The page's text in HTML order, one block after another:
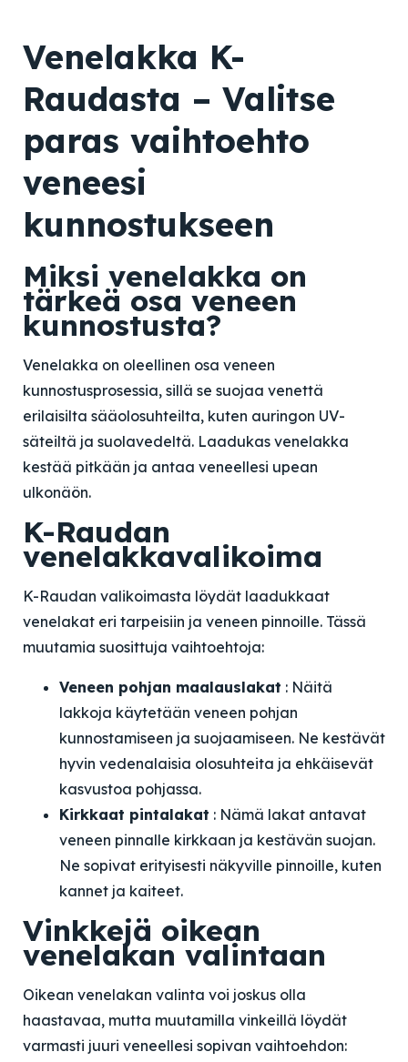
Venelakka K-
Raudasta – Valitse
paras vaihtoehto
veneesi
kunnostukseen
Miksi venelakka on
tärkeä osa veneen
kunnostusta?
Venelakka on oleellinen osa veneen
kunnostusprosessia, sillä se suojaa venettä
erilaisilta sääolosuhteilta, kuten auringon UV-
säteiltä ja suolavedeltä. Laadukas venelakka
kestää pitkään ja antaa veneellesi upean
ulkonäön.
K-Raudan
venelakkavalikoima
K-Raudan valikoimasta löydät laadukkaat
venelakat eri tarpeisiin ja veneen pinnoille. Tässä
muutamia suosittuja vaihtoehtoja:
Veneen pohjan maalauslakat : Näitä
lakkoja käytetään veneen pohjan
kunnostamiseen ja suojaamiseen. Ne kestävät
hyvin vedenalaisia olosuhteita ja ehkäisevät
kasvustoa pohjassa.
Kirkkaat pintalakat : Nämä lakat antavat
veneen pinnalle kirkkaan ja kestävän suojan.
Ne sopivat erityisesti näkyville pinnoille, kuten
kannet ja kaiteet.
Vinkkejä oikean
venelakan valintaan
Oikean venelakan valinta voi joskus olla
haastavaa, mutta muutamilla vinkeillä löydät
varmasti juuri veneellesi sopivan vaihtoehdon: